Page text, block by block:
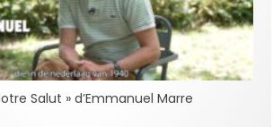
Salut » d’Emmanuel Marre